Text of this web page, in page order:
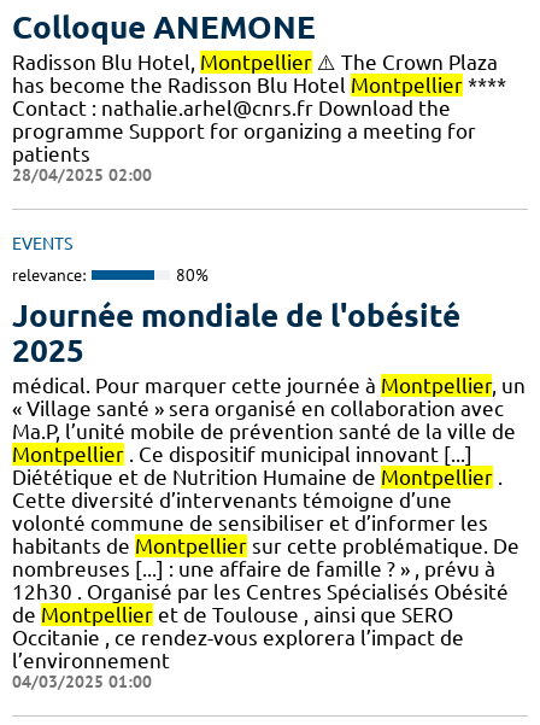
Colloque ANEMONE
Radisson Blu Hotel, Montpellier ⚠️ The Crown Plaza
has become the Radisson Blu Hotel Montpellier ****
Contact : nathalie.arhel@cnrs.fr Download the
programme Support for organizing a meeting for
patients
28/04/2025 02:00
EVENTS
relevance: 80%
Journée mondiale de l'obésité
2025
médical. Pour marquer cette journée à Montpellier, un
« Village santé » sera organisé en collaboration avec
Ma.P, l’unité mobile de prévention santé de la ville de
Montpellier . Ce dispositif municipal innovant [...]
Diététique et de Nutrition Humaine de Montpellier
Cette diversité d’intervenants témoigne d’une
volonté commune de sensibiliser et d’informer les
habitants de Montpellier sur cette problématique. De
nombreuses [...] : une affaire de famille ? » , prévu à
12h30 . Organisé par les Centres Spécialisés Obésité
de Montpellier et de Toulouse , ainsi que SERO
Occitanie , ce rendez-vous explorera l’impact de
l’environnement
04/03/2025 01:00